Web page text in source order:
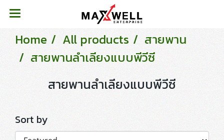
Home All products
สายพาน
สายพานลำเลียงแบบพีวีซี
สายพานลำเลียงแบบพีวีซี
Sort by